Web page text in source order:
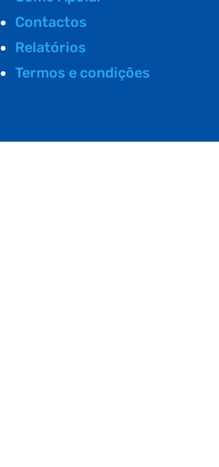
Contactos
Relatórios
Termos e condições